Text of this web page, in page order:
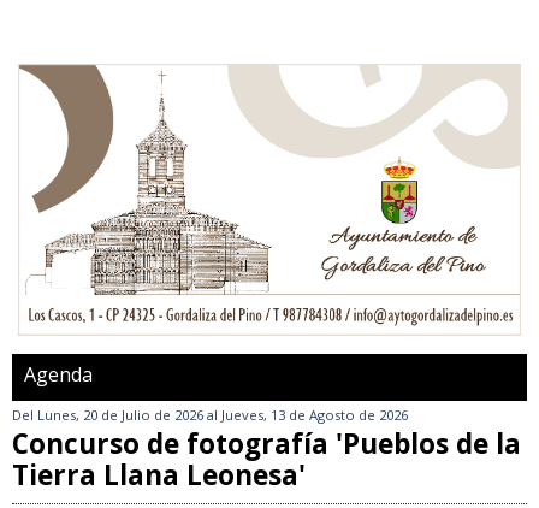
Agenda
Del Lunes, 20 de Julio de 2026 al Jueves, 13 de Agosto de 2026
Concurso de fotografía 'Pueblos de la
Tierra Llana Leonesa'